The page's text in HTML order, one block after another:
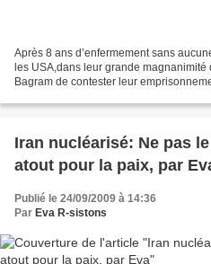
Après 8 ans d’enfermement sans
les USA,dans leur grande
Bagram de contester leur
Iran nucléarisé: Ne pas
atout pour la paix, par
Publié le 24/09/2009 à 14:36
Par Eva R-sistons